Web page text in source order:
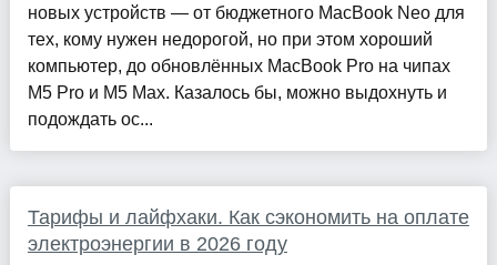
новых устройств — от бюджетного MacBook Neo для
тех, кому нужен недорогой, но при этом хороший
компьютер, до обновлённых MacBook Pro на чипах
M5 Pro и M5 Max. Казалось бы, можно выдохнуть и
подождать ос...
Тарифы и лайфхаки. Как сэкономить на оплате
электроэнергии в 2026 году